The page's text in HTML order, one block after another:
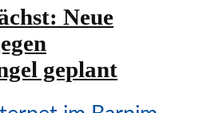
Neue
geplant